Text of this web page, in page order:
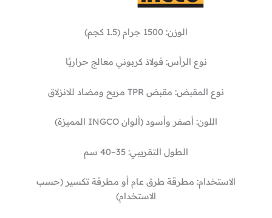
الوزن: 1500 جرام (1.5 كجم)
نوع الرأس: فولاذ كربوني معالج حراريًا
نوع المقبض: مقبض TPR مريح ومضاد للانزلاق
اللون: أصفر وأسود (ألوان INGCO المميزة)
الطول التقريبي: 35–40 سم
الاستخدام: مطرقة طرق عام أو مطرقة تكسير (حسب
الاستخدام)